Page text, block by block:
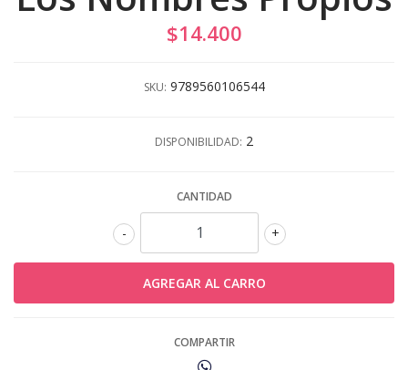
$14.400
SKU: 9789560106544
DISPONIBILIDAD: 2
CANTIDAD
+
-
COMPARTIR